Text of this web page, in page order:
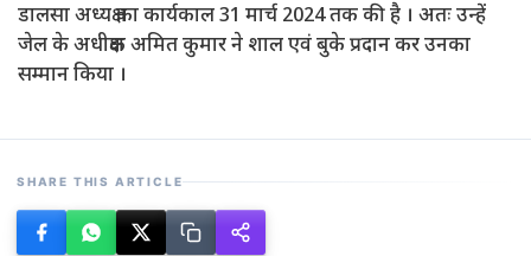
डालसा अध्यक्ष का कार्यकाल 31 मार्च 2024 तक की है । अतः उन्हें
जेल के अधीक्षक अमित कुमार ने शाल एवं बुके प्रदान कर उनका
सम्मान किया ।
SHARE THIS ARTICLE